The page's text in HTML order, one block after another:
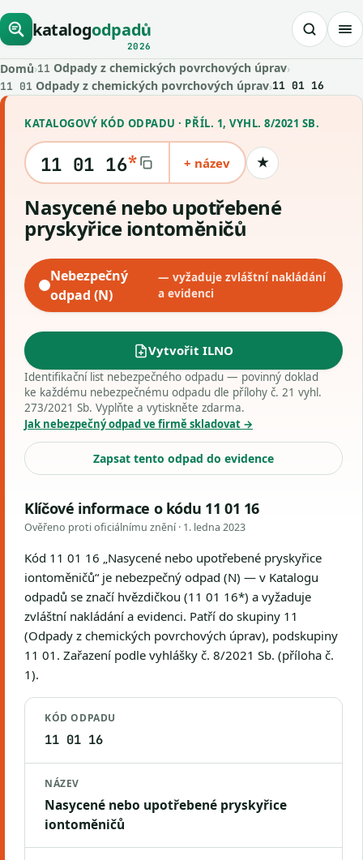
katalogodpadů
2026
Domů›11 Odpady z chemických povrchových úprav›
11 01 Odpady z chemických povrchových úprav›11 01 16
KATALOGOVÝ KÓD ODPADU · PŘÍL. 1, VYHL. 8/2021 SB.
11 01 16* + název ★Uložit kód
Nasycené nebo upotřebené
pryskyřice iontoměničů
Nebezpečný
odpad (N)
— vyžaduje zvláštní nakládání
a evidenci
Vytvořit ILNO
Identifikační list nebezpečného odpadu — povinný doklad
ke každému nebezpečnému odpadu dle přílohy č. 21 vyhl.
273/2021 Sb. Vyplňte a vytiskněte zdarma.
Jak nebezpečný odpad ve firmě skladovat →
Zapsat tento odpad do evidence
Klíčové informace o kódu 11 01 16
Ověřeno proti oficiálnímu znění · 1. ledna 2023
Kód 11 01 16 „Nasycené nebo upotřebené pryskyřice
iontoměničů“ je nebezpečný odpad (N) — v Katalogu
odpadů se značí hvězdičkou (11 01 16*) a vyžaduje
zvláštní nakládání a evidenci. Patří do skupiny 11
(Odpady z chemických povrchových úprav), podskupiny
11 01. Zařazení podle vyhlášky č. 8/2021 Sb. (příloha č.
1).
KÓD ODPADU
11 01 16
NÁZEV
Nasycené nebo upotřebené pryskyřice
iontoměničů